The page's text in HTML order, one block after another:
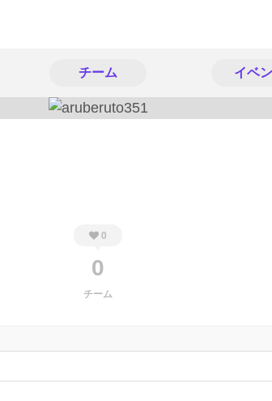
チーム イベ
0
0
チーム